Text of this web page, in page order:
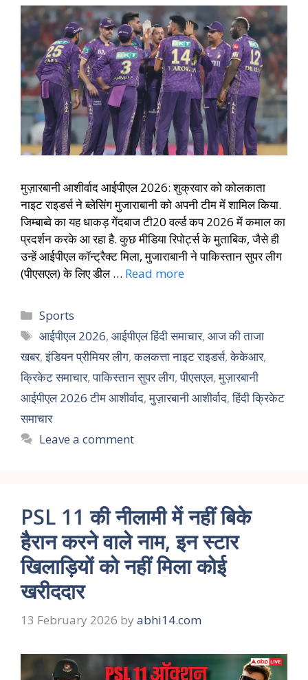
मुज़ारबानी आशीर्वाद आईपीएल 2026: शुक्रवार को कोलकाता
नाइट राइडर्स ने ब्लेसिंग मुजाराबानी को अपनी टीम में शामिल किया.
जिम्बाब्वे का यह धाकड़ गेंदबाज टी20 वर्ल्ड कप 2026 में कमाल का
प्रदर्शन करके आ रहा है. कुछ मीडिया रिपोर्ट्स के मुताबिक, जैसे ही
उन्हें आईपीएल कॉन्ट्रैक्ट मिला, मुजाराबानी ने पाकिस्तान सुपर लीग
(पीएसएल) के लिए डील … Read more
Sports
आईपीएल 2026,आईपीएल हिंदी समाचार,आज की ताजा
खबर,इंडियन प्रीमियर लीग,कलकत्ता नाइट राइडर्स,केकेआर,
क्रिकेट समाचार,पाकिस्तान सुपर लीग,पीएसएल,मुज़ारबानी
आईपीएल 2026 टीम आशीर्वाद,मुज़ारबानी आशीर्वाद,हिंदी क्रिकेट
समाचार
Leave a comment
PSL 11 की नीलामी में नहीं बिके
हैरान करने वाले नाम, इन स्टार
खिलाड़ियों को नहीं मिला कोई
खरीददार
13 February 2026 by abhi14.com